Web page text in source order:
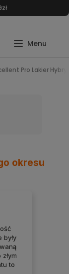
Pro Lakier
okresu
były
to